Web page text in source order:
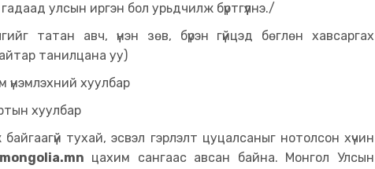
улсын иргэн бол урьдчилж бүртгүүлнэ./
татан авч, үнэн зөв, бүрэн гүйцэд бөглөн хавсаргах
танилцана уу)
үнэмлэхний хуулбар
хуулбар
тухай, эсвэл гэрлэлт цуцалсаныг нотолсон хүчин
цахим сангаас авсан байна. Монгол Улсын